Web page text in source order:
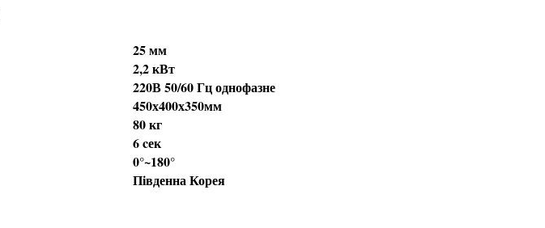
25 мм
2,2 кВт
220В 50/60 Гц однофазне
450х400х350мм
80 кг
6 cек
0°~180°
Південна Корея